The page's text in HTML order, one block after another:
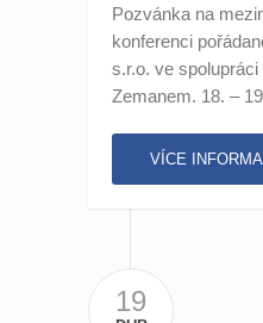
Pozvánka na
konferenci
s.r.o. ve
Zemanem. 18. –
VÍCE
19